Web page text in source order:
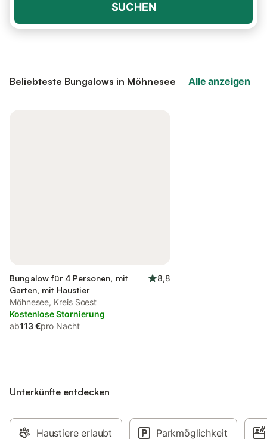
SUCHEN
Beliebteste Bungalows in Möhnesee Alle anzeigen
Bungalow für 4 Personen, mit
Garten, mit Haustier
8,8
Möhnesee, Kreis Soest
Kostenlose Stornierung
ab113 €pro Nacht
Unterkünfte entdecken
Haustiere erlaubt Parkmöglichkeit